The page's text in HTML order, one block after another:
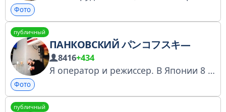
Фото
публичный
ПАНКОВСКИЙ パンコフスキ―
8416+434
Я оператор и режиссер. В Японии 8 лет.
Фото
публичный